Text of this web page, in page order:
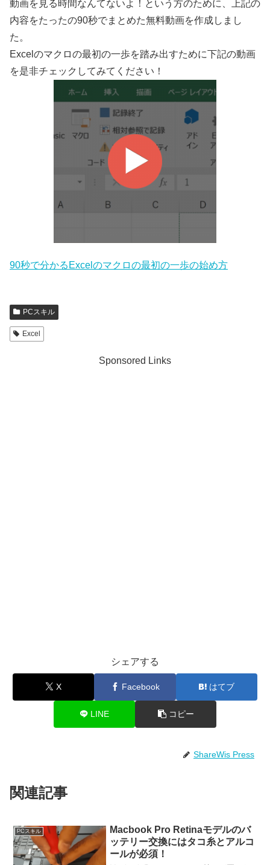
動画を見る時間なんてないよ！という方のために、上記の
内容をたったの90秒でまとめた無料動画を作成しまし
た。
Excelのマクロの最初の一歩を踏み出すために下記の動画
を是非チェックしてみてください！
90秒で分かるExcelのマクロの最初の一歩の始め方
PCスキル
Excel
Sponsored Links
シェアする
X Facebook はてブ
LINE コピー
ShareWis Press
関連記事
PCスキル
Macbook Pro Retinaモデルのバ
ッテリー交換にはタコ糸とアルコ
ールが必須！